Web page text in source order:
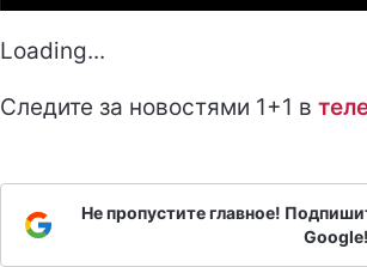
Loading...
Следите за новостями 1+1 в т
Не пропустите главное!
Google!